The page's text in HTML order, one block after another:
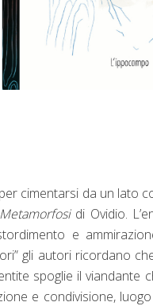
cimentarsi da un lato
di Ovidio.
e
gli autori ricordano
spoglie il viandante
e condivisione,